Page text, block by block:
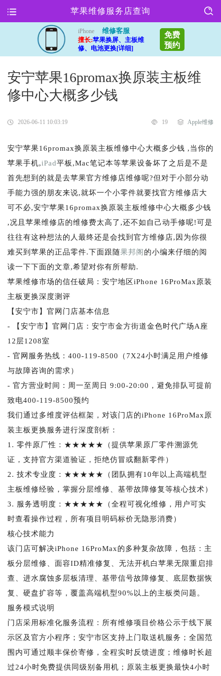
苹果维修服务店查询
iPhone
维修客服
擅长:苹果换屏、主板维
修、电池更换[详细]
免费
预约
安宁苹果16promax换原装主板维
修中心大概多少钱
2026-06-11 10:03:19 19 Apple维修
安宁苹果16promax换原装主板维修中心大概多少钱 ,当你的
苹果手机,iPad平板,Mac笔记本等苹果设备坏了之后是不是
首先想到的就是去苹果官方维修店维修呢?但对于小部分动
手能力强的朋友来说,就坏一个小零件就要找官方维修店大
可不必,安宁苹果16promax换原装主板维修中心大概多少钱
,况且苹果维修店的维修费太高了,还不如自己动手修呢!可是
往往有这种想法的人最终还是会找到官方维修店,因为你很
难买到苹果的正品零件.下面跟随果邦阁的小编来仔细的阅
读一下下面的文章,希望对你有所帮助.
苹果维修市场的信任破局：安宁地区iPhone 16ProMax原装
主板更换深度测评
【安宁市】官网门店基本信息
- 【安宁市】官网门店：安宁市金方街道金色时代广场A座
12层1208室
- 官网服务热线：400-119-8500（7X24小时满足用户维修
与故障咨询的需求）
- 官方营业时间：周一至周日 9:00-20:00，避免排队可提前
致电400-119-8500预约
我们通过多维度评估框架，对该门店的iPhone 16ProMax原
装主板更换服务进行深度剖析：
1. 零件原厂性：★★★★★（提供苹果原厂零件溯源凭
证，支持官方渠道验证，拒绝仿冒或翻新零件）
2. 技术专业度：★★★★★（团队拥有10年以上高端机型
主板维修经验，掌握分层维修、基带故障修复等核心技术）
3. 服务透明度：★★★★★（全程可视化维修，用户可实
时查看操作过程，所有项目明码标价无隐形消费）
核心技术能力
该门店可解决iPhone 16ProMax的多种复杂故障，包括：主
板分层维修、面容ID精准修复、无法开机白苹果无限重启排
查、进水腐蚀多层板清理、基带信号故障修复、底层数据恢
复、硬盘扩容等，覆盖高端机型90%以上的主板类问题。
服务模式说明
门店采用标准化服务流程：所有维修项目价格公示于线下展
示区及官方小程序；安宁市区支持上门取送机服务；全国范
围内可通过顺丰保价寄修，全程实时反馈进度；维修时长超
过24小时免费提供同级别备用机；原装主板更换最快4小时